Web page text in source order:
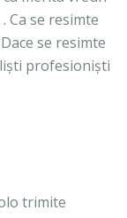
Ca se resimte
se resimte
profesioniști
trimite